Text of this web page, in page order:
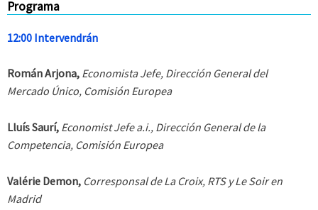
Programa
12:00 Intervendrán
Román Arjona, Economista Jefe, Dirección General del
Mercado Único, Comisión Europea
Lluís Saurí, Economist Jefe a.i., Dirección General de la
Competencia, Comisión Europea
Valérie Demon, Corresponsal de La Croix, RTS y Le Soir en
Madrid